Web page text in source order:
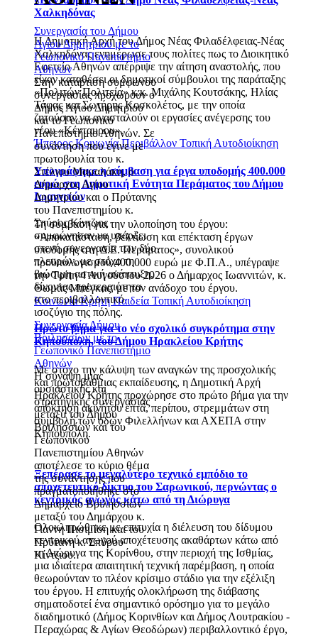
Χαλκηδόνας
Η Δημοτική Αρχή του Δήμος Νέας Φιλαδέλφειας-Νέας
Χαλκηδόνας ενημέρωσε τους πολίτες πως το Διοικητικό
Εφετείο Αθηνών απέρριψε την αίτηση αναστολής, που
είχαν καταθέσει οι δημοτικοί σύμβουλοι της παράταξης
«Πολιτών Πολιτεία» κ.κ. Μιχάλης Κουτσάκης, Ηλίας
Τάφας και Σωτήρης Κοσκολέτος, με την οποία
ζητούσαν να ανασταλούν οι εργασίες ανέγερσης του
νέου «Κένταυρου».
ΉπειροςΚοινωνίαΠεριβάλλον Τοπική Αυτοδιοίκηση
Υπογράφηκε η σύμβαση για έργα υποδομής 400.000
ευρώ στη Δημοτική Ενότητα Περάματος του Δήμου
Ιωαννιτών
Τη σύμβαση για την υλοποίηση του έργου:
«Αποκατάσταση, βελτίωση και επέκταση έργων
υποδομής στη Δ.Ε. Περάματος», συνολικού
προϋπολογισμού 400.000 ευρώ με Φ.Π.Α., υπέγραψε
την Τρίτη 4 Αυγούστου 2026 ο Δήμαρχος Ιωαννιτών, κ.
Θωμάς Μπέγκας, με τον ανάδοχο του έργου.
ΚοινωνίαΚρήτηΠαιδεία Τοπική Αυτοδιοίκηση
Πρώτο βήμα για το νέο σχολικό συγκρότημα στην
Κηπούπολη, του Δήμου Ηρακλείου Κρήτης
Με στόχο την κάλυψη των αναγκών της προσχολικής
και πρωτοβάθμιας εκπαίδευσης, η Δημοτική Αρχή
Ηρακλείου Κρήτης προχώρησε στο πρώτο βήμα για την
απόκτηση ακινήτου επτά, περίπου, στρεμμάτων στη
συμβολή των οδών Φιλελλήνων και ΑΧΕΠΑ στην
Κηπούπολη.
Ξεπέρασε το μεγαλύτερο τεχνικό εμπόδιο το
αποχετευτικό δίκτυο του Σαρωνικού, περνώντας ο
κεντρικός αγωγός κάτω από τη Διώρυγα
Ολοκληρώθηκε με επιτυχία η διέλευση του δίδυμου
κεντρικού αγωγού αποχέτευσης ακαθάρτων κάτω από
τη Διώρυγα της Κορίνθου, στην περιοχή της Ισθμίας,
μια ιδιαίτερα απαιτητική τεχνική παρέμβαση, η οποία
θεωρούνταν το πλέον κρίσιμο στάδιο για την εξέλιξη
του έργου. Η επιτυχής ολοκλήρωση της διάβασης
σηματοδοτεί ένα σημαντικό ορόσημο για το μεγάλο
διαδημοτικό (Δήμος Κορινθίων και Δήμος Λουτρακίου -
Περαχώρας & Αγίων Θεοδώρων) περιβαλλοντικό έργο,
Συνεργασία του Δήμου
Αγίου Δημητρίου με το
Γεωπονικό Πανεπιστήμιο
Αθηνών
Στην κατάρτιση συμφώνου
συνεργασίας προχωρούν ο
Δήμος Αγίου Δημητρίου
και το Γεωπονικό
Πανεπιστήμιο Αθηνών. Σε
συνάντηση που έγινε με
πρωτοβουλία του κ.
Στέλιου Μαμαλάκη, ο
Δήμαρχος Αγίου
Δημητρίου και ο Πρύτανης
του Πανεπιστημίου κ.
Σπύρος Κίντζιος
συμφώνησαν να υπάρξει
στενή συνεργασία των δύο
πλευρών, με στόχο τη
βιώσιμη αστική ανάπτυξη,
δίνοντας προτεραιότητα
στο περιβαλλοντικό
ισοζύγιο της πόλης.
Συνεργασία Δήμου
Βριλησσίων με το
Γεωπονικό Πανεπιστήμιο
Αθηνών
Η σύναψη μιας
ουσιαστικής και
στρατηγικής συνεργασίας
μεταξύ του Δήμου
Βριλησσίων και του
Γεωπονικού
Πανεπιστημίου Αθηνών
αποτέλεσε το κύριο θέμα
της συνάντησης που
πραγματοποιήθηκε στο
Δημαρχείο Βριλησσίων
μεταξύ του Δημάρχου κ.
Γιάννη Πισιμίση και του
Πρύτανη κ. Σπύρου
Κίντζιου.